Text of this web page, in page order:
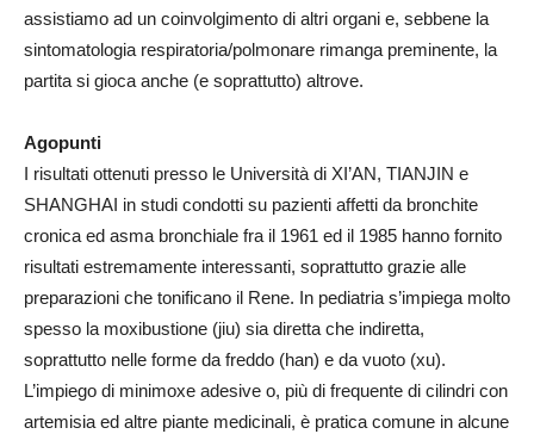
assistiamo ad un coinvolgimento di altri organi e, sebbene la
sintomatologia respiratoria/polmonare rimanga preminente, la
partita si gioca anche (e soprattutto) altrove.
Agopunti
I risultati ottenuti presso le Università di XI’AN, TIANJIN e
SHANGHAI in studi condotti su pazienti affetti da bronchite
cronica ed asma bronchiale fra il 1961 ed il 1985 hanno fornito
risultati estremamente interessanti, soprattutto grazie alle
preparazioni che tonificano il Rene. In pediatria s’impiega molto
spesso la moxibustione (jiu) sia diretta che indiretta,
soprattutto nelle forme da freddo (han) e da vuoto (xu).
L’impiego di minimoxe adesive o, più di frequente di cilindri con
artemisia ed altre piante medicinali, è pratica comune in alcune